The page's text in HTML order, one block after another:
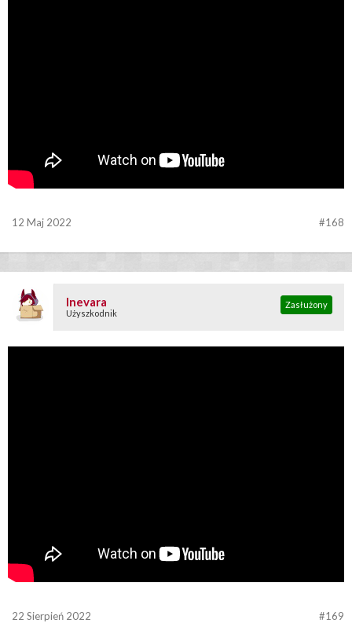
#168
12 Maj 2022
Inevara
Użyszkodnik
Zasłużony
#169
22 Sierpień 2022